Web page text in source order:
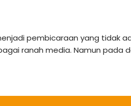
pembicaraan yang tidak
ranah media. Namun pada